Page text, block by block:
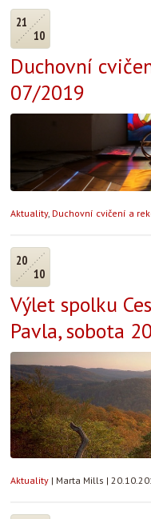
21
10
Duchovní
07/2019
Aktuality, Duchovní cvičení a
20
10
Výlet spolku
Pavla, sobota
Aktuality | Marta Mills |